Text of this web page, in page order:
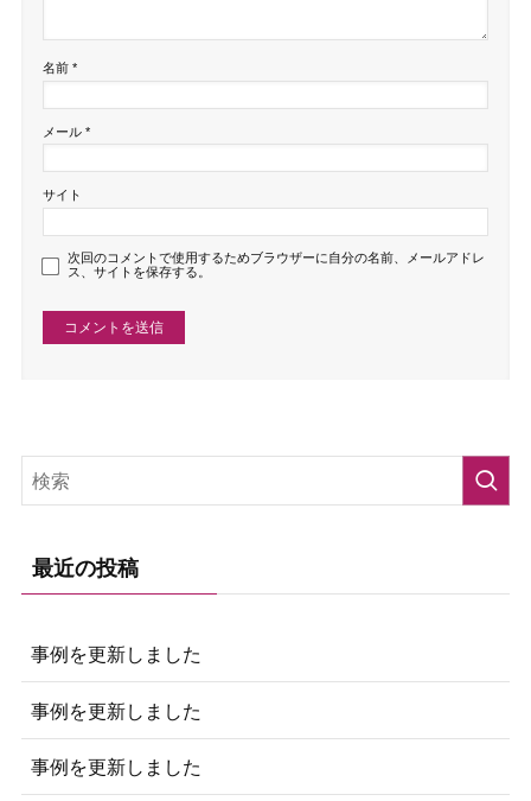
名前 *
メール *
サイト
次回のコメントで使用するためブラウザーに自分の名前、メールアドレ
ス、サイトを保存する。
最近の投稿
事例を更新しました
事例を更新しました
事例を更新しました